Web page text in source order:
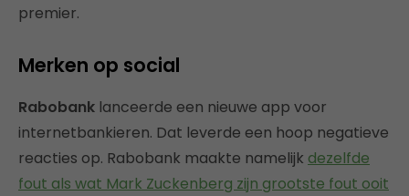
premier.
Merken op social
Rabobank lanceerde een nieuwe app voor
internetbankieren. Dat leverde een hoop negatieve
reacties op. Rabobank maakte namelijk dezelfde
fout als wat Mark Zuckenberg zijn grootste fout ooit